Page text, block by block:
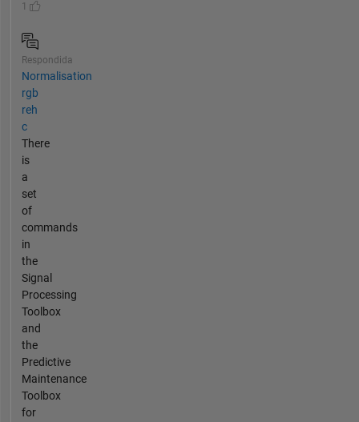
1
Respondida
Normalisation
rgb
reh
c
There
is
a
set
of
commands
in
the
Signal
Processing
Toolbox
and
the
Predictive
Maintenance
Toolbox
for